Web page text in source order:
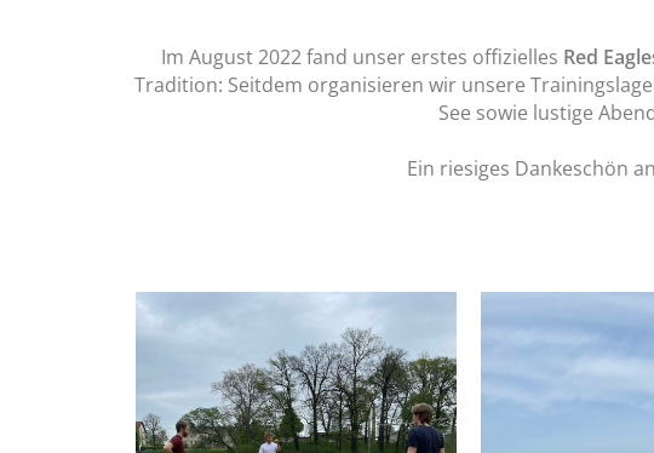
Im August 2022 fand unser erstes offizielles Red
Tradition: Seitdem organisieren wir unsere
See sowie lustige
Ein riesiges Dankeschön